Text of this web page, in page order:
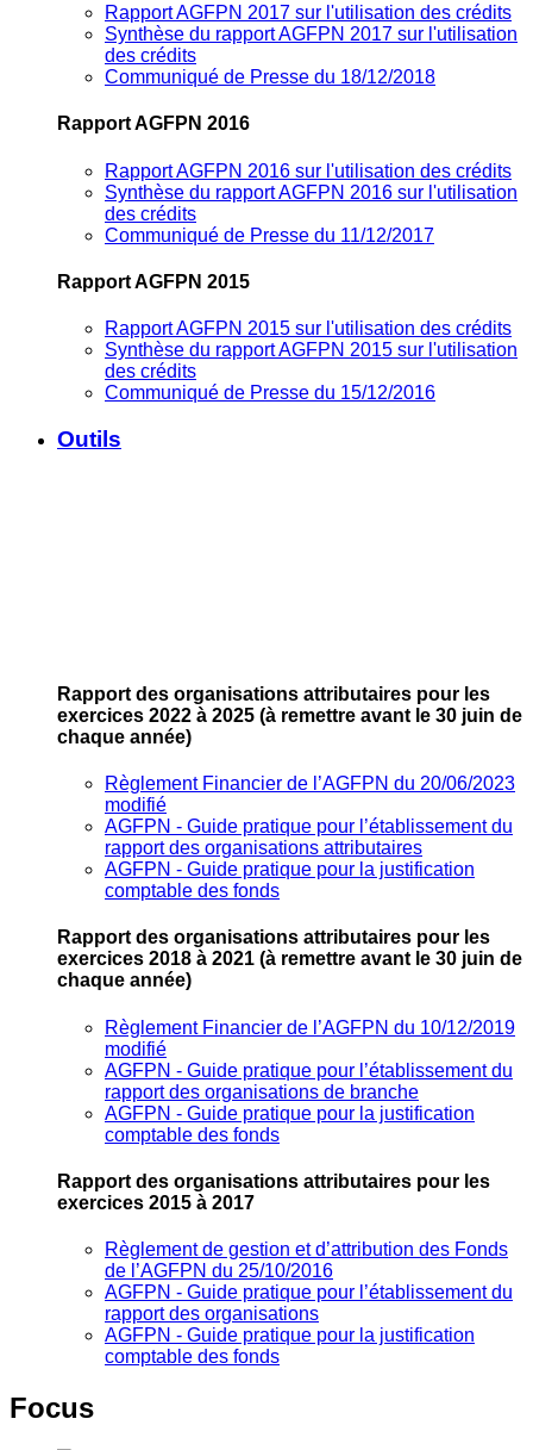
Rapport AGFPN 2017 sur l'utilisation des crédits
Synthèse du rapport AGFPN 2017 sur l'utilisation
des crédits
Communiqué de Presse du 18/12/2018
Rapport AGFPN 2016
Rapport AGFPN 2016 sur l'utilisation des crédits
Synthèse du rapport AGFPN 2016 sur l'utilisation
des crédits
Communiqué de Presse du 11/12/2017
Rapport AGFPN 2015
Rapport AGFPN 2015 sur l'utilisation des crédits
Synthèse du rapport AGFPN 2015 sur l'utilisation
des crédits
Communiqué de Presse du 15/12/2016
Outils
Rapport des organisations attributaires pour les
exercices 2022 à 2025 (à remettre avant le 30 juin de
chaque année)
Règlement Financier de l’AGFPN du 20/06/2023
modifié
AGFPN ‐ Guide pratique pour l’établissement du
rapport des organisations attributaires
AGFPN ‐ Guide pratique pour la justification
comptable des fonds
Rapport des organisations attributaires pour les
exercices 2018 à 2021 (à remettre avant le 30 juin de
chaque année)
Règlement Financier de l’AGFPN du 10/12/2019
modifié
AGFPN ‐ Guide pratique pour l’établissement du
rapport des organisations de branche
AGFPN ‐ Guide pratique pour la justification
comptable des fonds
Rapport des organisations attributaires pour les
exercices 2015 à 2017
Règlement de gestion et d’attribution des Fonds
de l’AGFPN du 25/10/2016
AGFPN ‐ Guide pratique pour l’établissement du
rapport des organisations
AGFPN ‐ Guide pratique pour la justification
comptable des fonds
Focus